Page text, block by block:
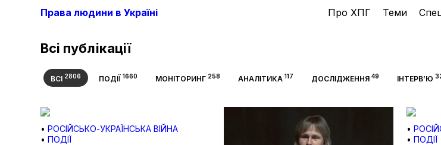
Права людини в Україні Про ХПГ Теми
Всі публікації
ВСІ2806 ПОДІЇ1660 МОНІТОРИНГ258 АНАЛІТИКА 117 ДОСЛІДЖЕННЯ49 ІНТЕРВ’Ю
• РОСІЙСЬКО-УКРАЇНСЬКА ВІЙНА
• ПОДІЇ
•
• ПОДІЇ